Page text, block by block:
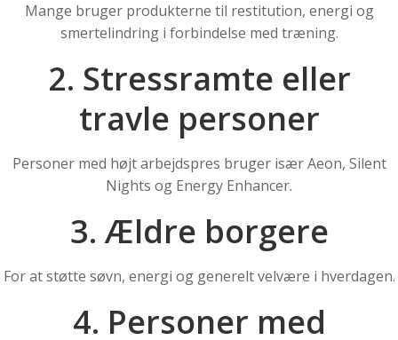
Mange bruger produkterne til restitution, energi og
smertelindring i forbindelse med træning.
2. Stressramte eller
travle personer
Personer med højt arbejdspres bruger især Aeon, Silent
Nights og Energy Enhancer.
3. Ældre borgere
For at støtte søvn, energi og generelt velvære i hverdagen.
4. Personer med